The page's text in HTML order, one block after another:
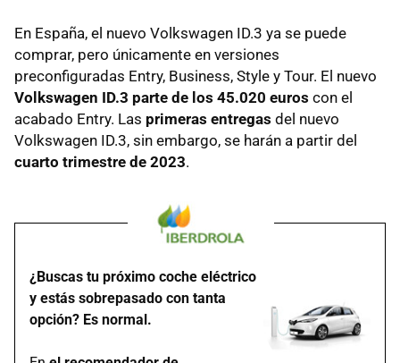
En España, el nuevo Volkswagen ID.3 ya se puede
comprar, pero únicamente en versiones
preconfiguradas Entry, Business, Style y Tour. El nuevo
Volkswagen ID.3 parte de los 45.020 euros con el
acabado Entry. Las primeras entregas del nuevo
Volkswagen ID.3, sin embargo, se harán a partir del
cuarto trimestre de 2023.
¿Buscas tu próximo coche eléctrico
y estás sobrepasado con tanta
opción? Es normal.